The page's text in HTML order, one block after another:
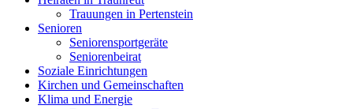
Trauungen in Pertenstein
Senioren
Seniorensportgeräte
Seniorenbeirat
Soziale Einrichtungen
Kirchen und Gemeinschaften
Klima und Energie